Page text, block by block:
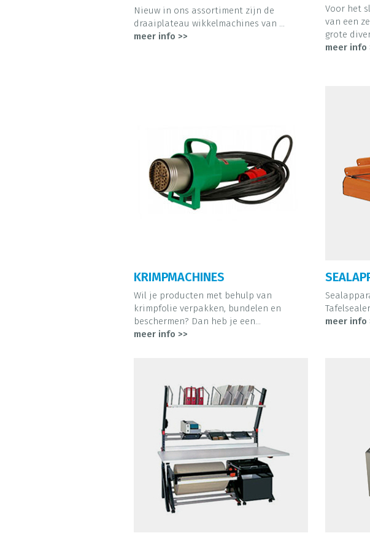
Nieuw in ons assortiment zijn de
draaiplateau wikkelmachines van ...
meer info >>
Voor het
van een
grote
meer info
KRIMPMACHINES
Wil je producten met behulp van
krimpfolie verpakken, bundelen en
beschermen? Dan heb je een...
meer info >>
meer info